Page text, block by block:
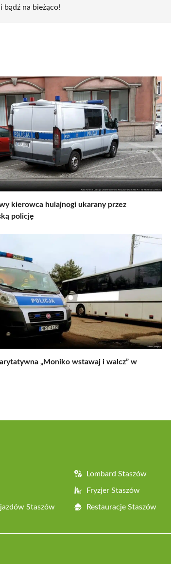
bądź na bieżąco!
kierowca hulajnogi ukarany przez
policję
„Moniko wstawaj i walcz” w
Lombard Staszów
Fryzjer Staszów
Staszów Restauracje Staszów